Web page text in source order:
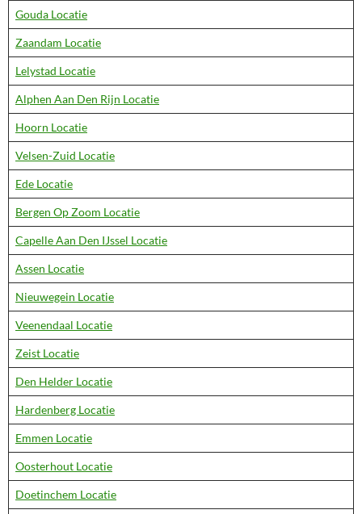
Gouda Locatie
Zaandam Locatie
Lelystad Locatie
Alphen Aan Den Rijn Locatie
Hoorn Locatie
Velsen-Zuid Locatie
Ede Locatie
Bergen Op Zoom Locatie
Capelle Aan Den IJssel Locatie
Assen Locatie
Nieuwegein Locatie
Veenendaal Locatie
Zeist Locatie
Den Helder Locatie
Hardenberg Locatie
Emmen Locatie
Oosterhout Locatie
Doetinchem Locatie